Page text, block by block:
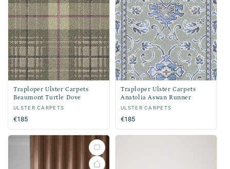
Traploper Ulster Carpets
Beaumont Turtle Dove
Verkoper:
ULSTER CARPETS
Normale
prijs
€185
Traploper Ulster Carpets
Anatolia Aswan Runner
Verkoper:
ULSTER CARPETS
Normale
prijs
€185